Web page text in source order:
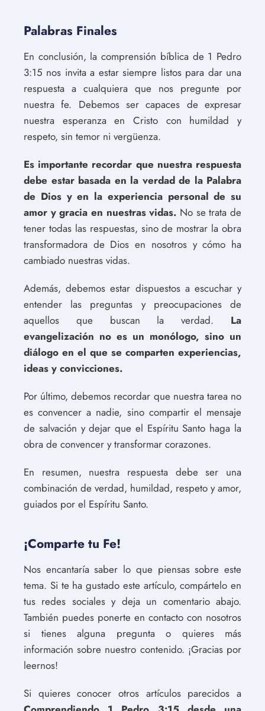
Palabras Finales
En conclusión, la comprensión bíblica de 1 Pedro
3:15 nos invita a estar siempre listos para dar una
respuesta a cualquiera que nos pregunte por
nuestra fe. Debemos ser capaces de expresar
nuestra esperanza en Cristo con humildad y
respeto, sin temor ni vergüenza.
Es importante recordar que nuestra respuesta
debe estar basada en la verdad de la Palabra
de Dios y en la experiencia personal de su
amor y gracia en nuestras vidas. No se trata de
tener todas las respuestas, sino de mostrar la obra
transformadora de Dios en nosotros y cómo ha
cambiado nuestras vidas.
Además, debemos estar dispuestos a escuchar y
entender las preguntas y preocupaciones de
aquellos que buscan la verdad. La
evangelización no es un monólogo, sino un
diálogo en el que se comparten experiencias,
ideas y convicciones.
Por último, debemos recordar que nuestra tarea no
es convencer a nadie, sino compartir el mensaje
de salvación y dejar que el Espíritu Santo haga la
obra de convencer y transformar corazones.
En resumen, nuestra respuesta debe ser una
combinación de verdad, humildad, respeto y amor,
guiados por el Espíritu Santo.
¡Comparte tu Fe!
Nos encantaría saber lo que piensas sobre este
tema. Si te ha gustado este artículo, compártelo en
tus redes sociales y deja un comentario abajo.
También puedes ponerte en contacto con nosotros
si tienes alguna pregunta o quieres más
información sobre nuestro contenido. ¡Gracias por
leernos!
Si quieres conocer otros artículos parecidos a